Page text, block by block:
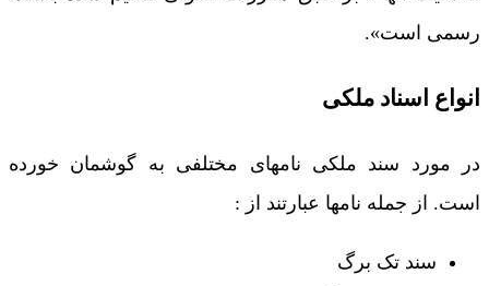
رسمی است».
انواع اسناد ملکی
در مورد سند ملکی نامهای مختلفی به گوشمان خورده
است. از جمله نامها عبارتند از :
سند تک برگ